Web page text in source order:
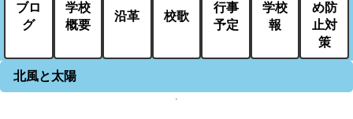
ブロ
グ
学校
概要
沿革 校歌
行事
予定
学校
報
め防
止対
策
北風と太陽